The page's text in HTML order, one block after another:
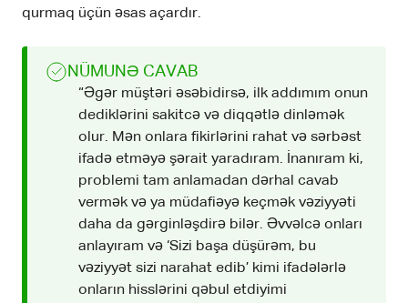
qurmaq üçün əsas açardır.
NÜMUNƏ CAVAB
“Əgər müştəri əsəbidirsə, ilk addımım onun
dediklərini sakitcə və diqqətlə dinləmək
olur. Mən onlara fikirlərini rahat və sərbəst
ifadə etməyə şərait yaradıram. İnanıram ki,
problemi tam anlamadan dərhal cavab
vermək və ya müdafiəyə keçmək vəziyyəti
daha da gərginləşdirə bilər. Əvvəlcə onları
anlayıram və ‘Sizi başa düşürəm, bu
vəziyyət sizi narahat edib’ kimi ifadələrlə
onların hisslərini qəbul etdiyimi